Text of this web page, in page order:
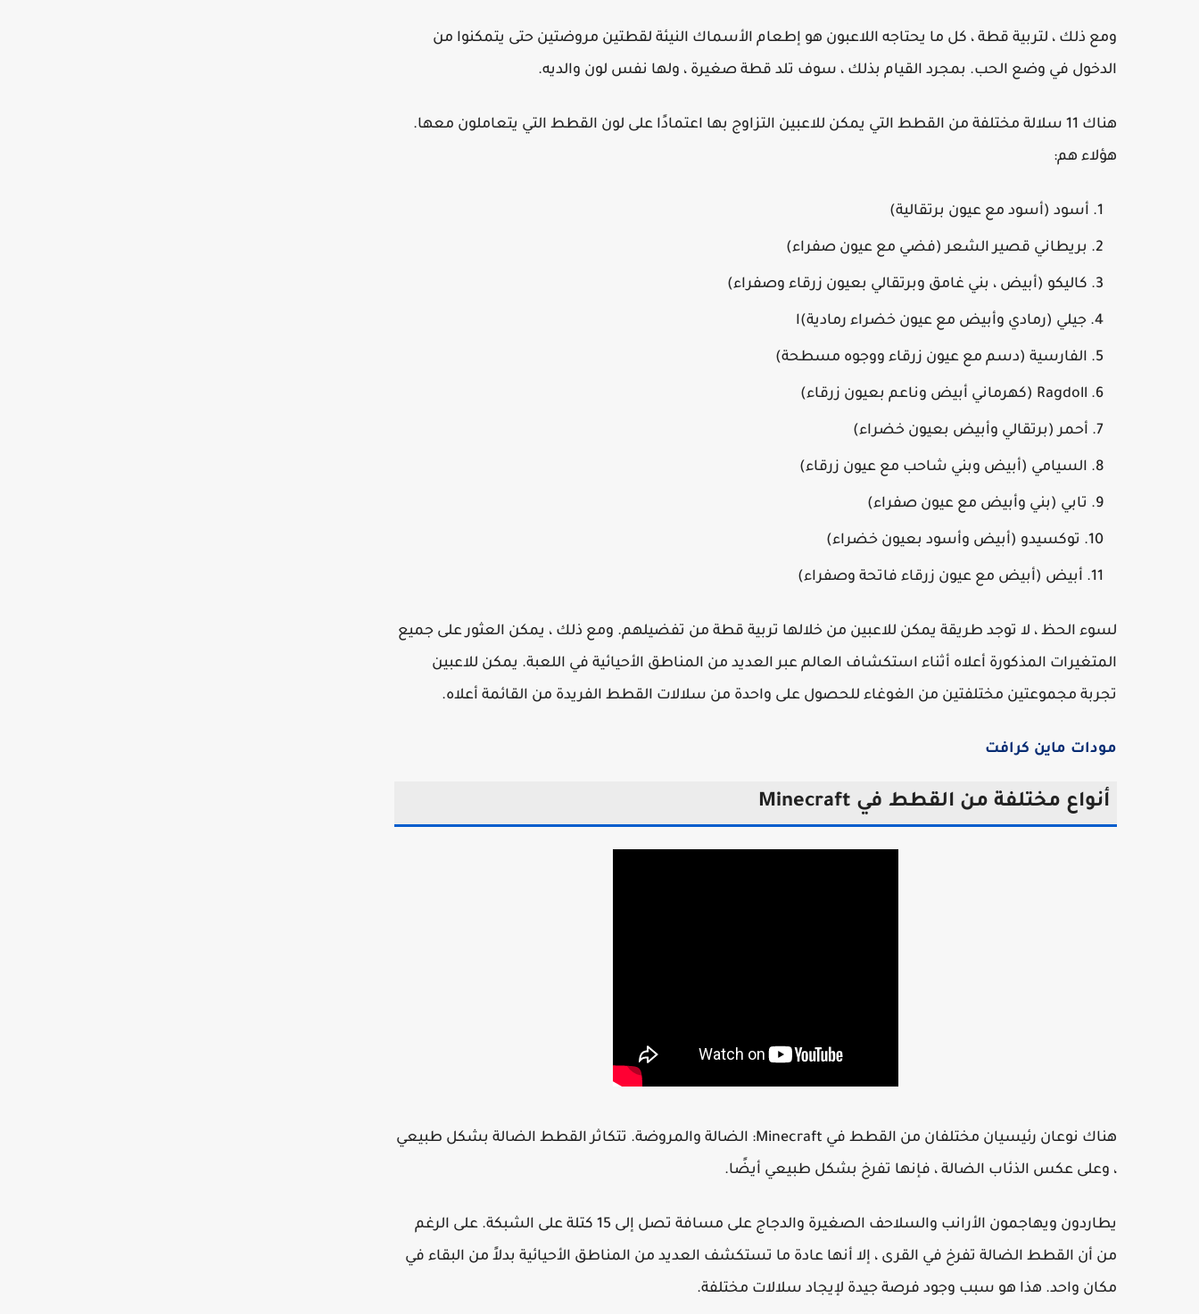
ومع ذلك ، لتربية قطة ، كل ما يحتاجه اللاعبون هو إطعام الأسماك النيئة لقطتين مروضتين حتى يتمكنوا من
الدخول في وضع الحب. بمجرد القيام بذلك ، سوف تلد قطة صغيرة ، ولها نفس لون والديه.
هناك 11 سلالة مختلفة من القطط التي يمكن للاعبين التزاوج بها اعتمادًا على لون القطط التي يتعاملون معها.
هؤلاء هم:
أسود (أسود مع عيون برتقالية)
بريطاني قصير الشعر (فضي مع عيون صفراء)
كاليكو (أبيض ، بني غامق وبرتقالي بعيون زرقاء وصفراء)
جيلي (رمادي وأبيض مع عيون خضراء رمادية)ا
الفارسية (دسم مع عيون زرقاء ووجوه مسطحة)
Ragdoll (كهرماني أبيض وناعم بعيون زرقاء)
أحمر (برتقالي وأبيض بعيون خضراء)
السيامي (أبيض وبني شاحب مع عيون زرقاء)
تابي (بني وأبيض مع عيون صفراء)
توكسيدو (أبيض وأسود بعيون خضراء)
أبيض (أبيض مع عيون زرقاء فاتحة وصفراء)
لسوء الحظ ، لا توجد طريقة يمكن للاعبين من خلالها تربية قطة من تفضيلهم. ومع ذلك ، يمكن العثور على جميع
المتغيرات المذكورة أعلاه أثناء استكشاف العالم عبر العديد من المناطق الأحيائية في اللعبة. يمكن للاعبين
تجربة مجموعتين مختلفتين من الغوغاء للحصول على واحدة من سلالات القطط الفريدة من القائمة أعلاه.
مودات ماين كرافت
أنواع مختلفة من القطط في Minecraft
هناك نوعان رئيسيان مختلفان من القطط في Minecraft: الضالة والمروضة. تتكاثر القطط الضالة بشكل طبيعي
، وعلى عكس الذئاب الضالة ، فإنها تفرخ بشكل طبيعي أيضًا.
يطاردون ويهاجمون الأرانب والسلاحف الصغيرة والدجاج على مسافة تصل إلى 15 كتلة على الشبكة. على الرغم
من أن القطط الضالة تفرخ في القرى ، إلا أنها عادة ما تستكشف العديد من المناطق الأحيائية بدلاً من البقاء في
مكان واحد. هذا هو سبب وجود فرصة جيدة لإيجاد سلالات مختلفة.